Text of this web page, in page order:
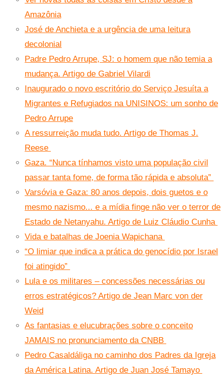
Amazônia
José de Anchieta e a urgência de uma leitura
decolonial
Padre Pedro Arrupe, SJ: o homem que não temia a
mudança. Artigo de Gabriel Vilardi
Inaugurado o novo escritório do Serviço Jesuíta a
Migrantes e Refugiados na UNISINOS: um sonho de
Pedro Arrupe
A ressurreição muda tudo. Artigo de Thomas J.
Reese
Gaza. “Nunca tínhamos visto uma população civil
passar tanta fome, de forma tão rápida e absoluta”
Varsóvia e Gaza: 80 anos depois, dois guetos e o
mesmo nazismo... e a mídia finge não ver o terror de
Estado de Netanyahu. Artigo de Luiz Cláudio Cunha
Vida e batalhas de Joenia Wapichana
“O limiar que indica a prática do genocídio por Israel
foi atingido”
Lula e os militares – concessões necessárias ou
erros estratégicos? Artigo de Jean Marc von der
Weid
As fantasias e elucubrações sobre o conceito
JAMAIS no pronunciamento da CNBB
Pedro Casaldáliga no caminho dos Padres da Igreja
da América Latina. Artigo de Juan José Tamayo